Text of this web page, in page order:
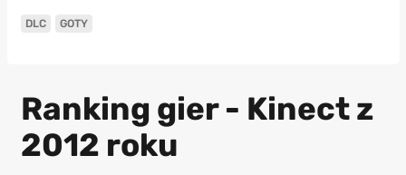
DLC GOTY
Ranking gier - Kinect z
2012 roku